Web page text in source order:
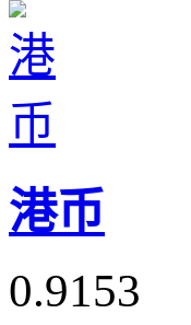
港币
0.9153